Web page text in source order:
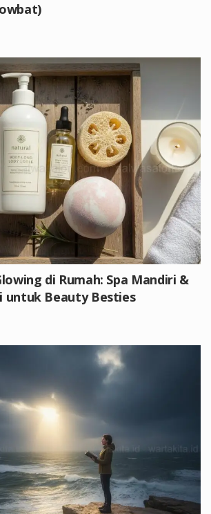
di Rumah: Spa Mandiri &
untuk Beauty Besties